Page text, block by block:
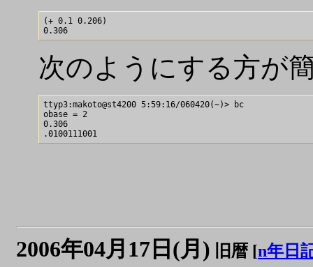
(+ 0.1 0.206)
次のようにする方が
ttyp3:makoto@st4200 5:59:16/060420(~)> bc
obase = 2
0.306
2006年04月17日(月) 旧暦 [n年日